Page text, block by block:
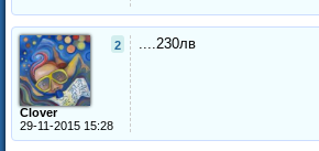
2
Clover
29-11-2015 15:28
....230лв